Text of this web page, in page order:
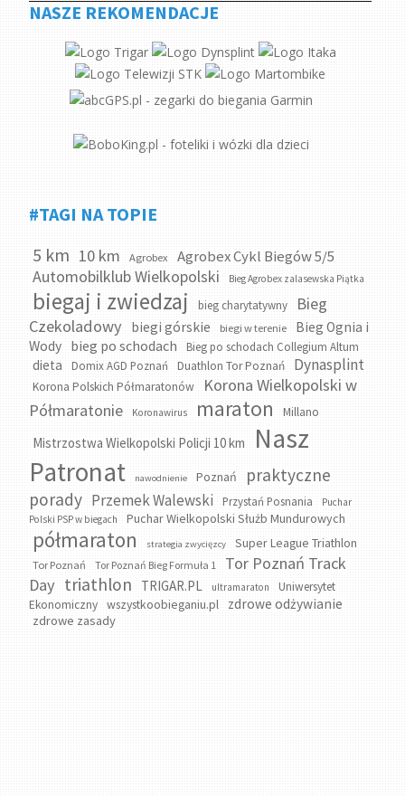
NASZE REKOMENDACJE
#TAGI NA TOPIE
5 km 10 km Agrobex Agrobex Cykl Biegów 5/5
Automobilklub Wielkopolski Bieg Agrobex zalasewska Piątka
biegaj i zwiedzaj bieg charytatywny
Bieg
Czekoladowy
biegi górskie biegi w terenie
Bieg Ognia i
Wody bieg po schodach Bieg po schodach Collegium Altum
dieta Domix AGD Poznań Duathlon Tor Poznań Dynasplint
Korona Polskich Półmaratonów
Korona Wielkopolski w
Półmaratonie
Koronawirus maraton Millano
Mistrzostwa Wielkopolski Policji 10 km
Nasz
Patronat
nawodnienie Poznań
praktyczne
porady Przemek Walewski Przystań Posnania
Puchar
Polski PSP w biegach
Puchar Wielkopolski Służb Mundurowych
półmaraton strategia zwycięzcy Super League Triathlon
Tor Poznań Tor Poznań Bieg Formuła 1
Tor Poznań Track
Day triathlon TRIGAR.PL ultramaraton
Uniwersytet
Ekonomiczny
wszystkoobieganiu.pl zdrowe odżywianie
zdrowe zasady